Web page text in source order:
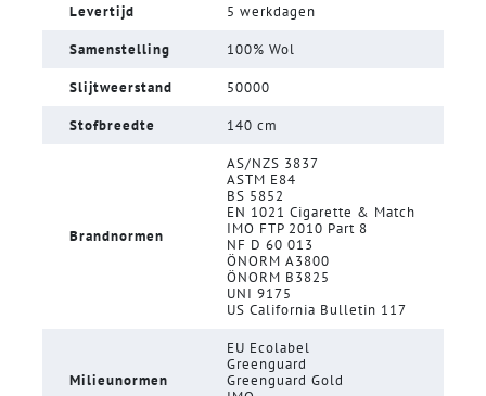
Levertijd 5 werkdagen
Samenstelling 100% Wol
Slijtweerstand 50000
Stofbreedte 140 cm
Brandnormen
AS/NZS 3837
ASTM E84
BS 5852
EN 1021 Cigarette & Match
IMO FTP 2010 Part 8
NF D 60 013
ÖNORM A3800
ÖNORM B3825
UNI 9175
US California Bulletin 117
Milieunormen
EU Ecolabel
Greenguard
Greenguard Gold